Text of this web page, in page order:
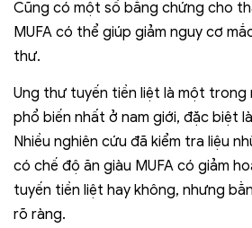
Cũng có một số bằng chứng cho
MUFA có thể giúp giảm nguy cơ
thư.
Ung thư tuyến tiền liệt là một trong
phổ biến nhất ở nam giới, đặc biệt
Nhiều nghiên cứu đã kiểm tra liệu
có chế độ ăn giàu MUFA có giảm
tuyến tiền liệt hay không, nhưng
rõ ràng.